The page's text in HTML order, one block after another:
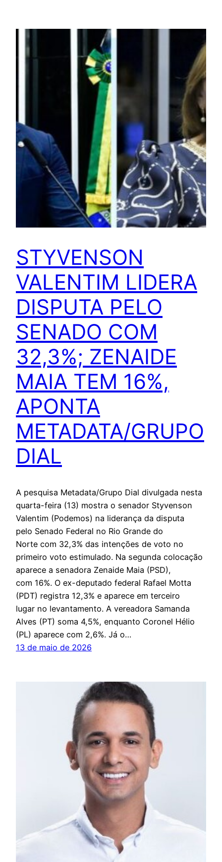
STYVENSON
VALENTIM LIDERA
DISPUTA PELO
SENADO COM
32,3%; ZENAIDE
MAIA TEM 16%,
APONTA
METADATA/GRUPO
DIAL
A pesquisa Metadata/Grupo Dial divulgada nesta
quarta-feira (13) mostra o senador Styvenson
Valentim (Podemos) na liderança da disputa
pelo Senado Federal no Rio Grande do
Norte com 32,3% das intenções de voto no
primeiro voto estimulado. Na segunda colocação
aparece a senadora Zenaide Maia (PSD),
com 16%. O ex-deputado federal Rafael Motta
(PDT) registra 12,3% e aparece em terceiro
lugar no levantamento. A vereadora Samanda
Alves (PT) soma 4,5%, enquanto Coronel Hélio
(PL) aparece com 2,6%. Já o…
13 de maio de 2026